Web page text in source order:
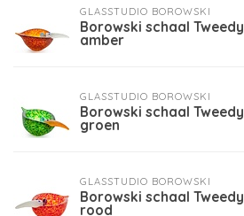
GLASSTUDIO BOROWSKI
Borowski schaal Tweedy
amber
GLASSTUDIO BOROWSKI
Borowski schaal Tweedy
groen
GLASSTUDIO BOROWSKI
Borowski schaal Tweedy
rood